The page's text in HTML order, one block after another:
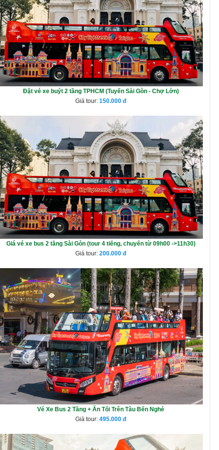
Đặt vé xe buýt 2 tầng TPHCM (Tuyến Sài Gòn - Chợ Lớn)
Giá tour: 150.000
Giá vé xe bus 2 tầng Sài Gòn (tour 4 tiếng, chuyến từ 09h00 ->11h30)
Giá tour: 200.000
Vé Xe Bus 2 Tầng + Ăn Tối Trên Tàu Bến Nghé
Giá tour: 495.000